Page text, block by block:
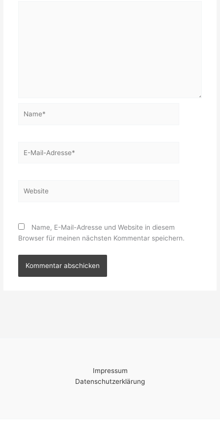
Mail-
Name, E-Mail-Adresse und Website in diesem
Browser für meinen nächsten Kommentar speichern.
Impressum
Datenschutzerklärung